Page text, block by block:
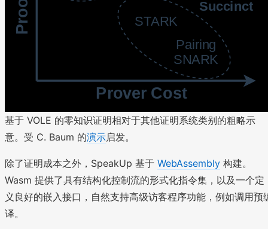
基于 VOLE 的零知识证明相对于其他证明系统类别的粗略示
意。受 C. Baum 的演示启发。
除了证明成本之外，SpeakUp 基于 WebAssembly 构建。
Wasm 提供了具有结构化控制流的形式化指令集，以及一个定
义良好的嵌入接口，自然支持高级访客程序功能，例如调用预
译。